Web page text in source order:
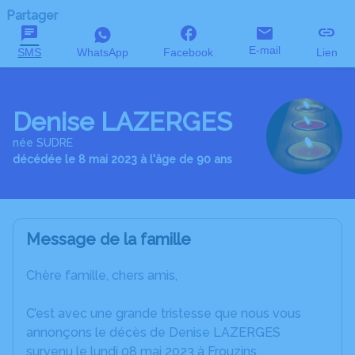
Partager
SMS WhatsApp Facebook E-mail Lien
Denise LAZERGES
née SUDRE
décédée le 8 mai 2023 à l'âge de 90 ans
Message de la famille
Chère famille, chers amis,
C’est avec une grande tristesse que nous vous
annonçons le décès de Denise LAZERGES
survenu le lundi 08 mai 2023 à Frouzins.